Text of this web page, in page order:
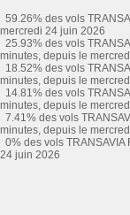
59.26% des vols
mercredi 24 juin 2026
25.93% des vols
minutes, depuis le
18.52% des vols
minutes, depuis le
14.81% des vols
minutes, depuis le
7.41% des vols
minutes, depuis le
0% des vols
24 juin 2026